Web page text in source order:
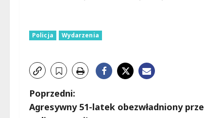
Policja Wydarzenia
Z
Poprzedni:
Agresywny 51-latek obezwładniony